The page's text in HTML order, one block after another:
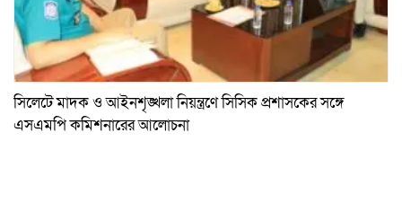
সিলেটে মাদক ও আইনশৃঙ্খলা নিয়ন্ত্রণে সিসিক প্রশাসকের সঙ্গে
এসএমপি কমিশনারের আলোচনা